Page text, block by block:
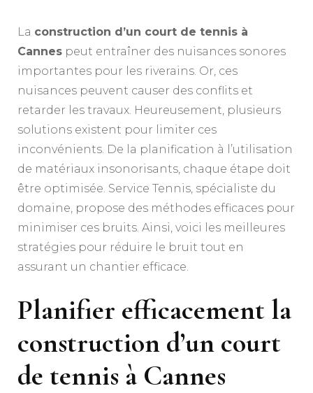
La construction d’un court de tennis à
Cannes peut entraîner des nuisances sonores
importantes pour les riverains. Or, ces
nuisances peuvent causer des conflits et
retarder les travaux. Heureusement, plusieurs
solutions existent pour limiter ces
inconvénients. De la planification à l’utilisation
de matériaux insonorisants, chaque étape doit
être optimisée. Service Tennis, spécialiste du
domaine, propose des méthodes efficaces pour
minimiser ces bruits. Ainsi, voici les meilleures
stratégies pour réduire le bruit tout en
assurant un chantier efficace.
Planifier efficacement la
construction d’un court
de tennis à Cannes